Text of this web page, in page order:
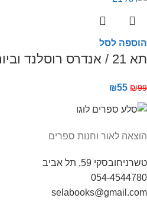
הוספה לסל
תא 21 / אנדרס רוסלנד וביורג הלסטרום
₪99
₪55
הוצאה לאור וחנות ספרים
טשרניחובסקי 59, תל אביב
054-4544780
selabooks@gmail.com